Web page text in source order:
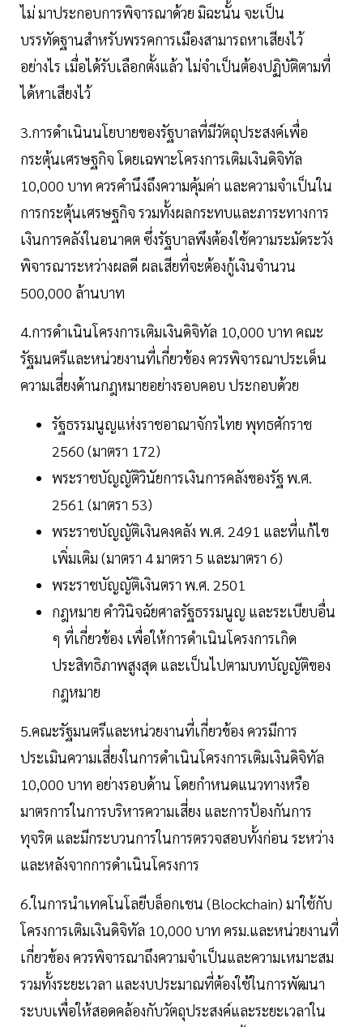
ไม่ มาประกอบการพิจารณาด้วย มิฉะนั้น จะเป็น
บรรทัดฐานสำหรับพรรคการเมืองสามารถหาเสียงไว้
อย่างไร เมื่อได้รับเลือกตั้งแล้ว ไม่จำเป็นต้องปฏิบัติตามที่
ได้หาเสียงไว้
3.การดำเนินนโยบายของรัฐบาลที่มีวัตถุประสงค์เพื่อ
กระตุ้นเศรษฐกิจ โดยเฉพาะโครงการเติมเงินดิจิทัล
10,000 บาท ควรคำนึงถึงความคุ้มค่า และความจำเป็นใน
การกระตุ้นเศรษฐกิจ รวมทั้งผลกระทบและภาระทางการ
เงินการคลังในอนาคต ซึ่งรัฐบาลพึงต้องใช้ความระมัดระวัง
พิจารณาระหว่างผลดี ผลเสียที่จะต้องกู้เงินจำนวน
500,000 ล้านบาท
4.การดำเนินโครงการเติมเงินดิจิทัล 10,000 บาท คณะ
รัฐมนตรีและหน่วยงานที่เกี่ยวข้อง ควรพิจารณาประเด็น
ความเสี่ยงด้านกฎหมายอย่างรอบคอบ ประกอบด้วย
รัฐธรรมนูญแห่งราชอาณาจักรไทย พุทธศักราช
2560 (มาตรา 172)
พระราชบัญญัติวินัยการเงินการคลังของรัฐ พ.ศ.
2561 (มาตรา 53)
พระราชบัญญัติเงินคงคลัง พ.ศ. 2491 และที่แก้ไข
เพิ่มเติม (มาตรา 4 มาตรา 5 และมาตรา 6)
พระราชบัญญัติเงินตรา พ.ศ. 2501
กฎหมาย คำวินิจฉัยศาลรัฐธรรมนูญ และระเบียบอื่น
ๆ ที่เกี่ยวข้อง เพื่อให้การดำเนินโครงการเกิด
ประสิทธิภาพสูงสุด และเป็นไปตามบทบัญญัติของ
กฎหมาย
5.คณะรัฐมนตรีและหน่วยงานที่เกี่ยวข้อง ควรมีการ
ประเมินความเสี่ยงในการดำเนินโครงการเติมเงินดิจิทัล
10,000 บาท อย่างรอบด้าน โดยกำหนดแนวทางหรือ
มาตรการในการบริหารความเสี่ยง และการป้องกันการ
ทุจริต และมีกระบวนการในการตรวจสอบทั้งก่อน ระหว่าง
และหลังจากการดำเนินโครงการ
6.ในการนำเทคโนโลยีบล็อกเชน (Blockchain) มาใช้กับ
โครงการเติมเงินดิจิทัล 10,000 บาท ครม.และหน่วยงานที่
เกี่ยวข้อง ควรพิจารณาถึงความจำเป็นและความเหมาะสม
รวมทั้งระยะเวลา และงบประมาณที่ต้องใช้ในการพัฒนา
ระบบเพื่อให้สอดคล้องกับวัตถุประสงค์และระยะเวลาใน